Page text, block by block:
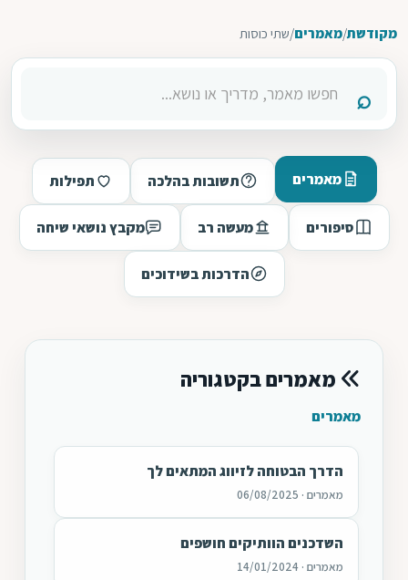
מקודשת/מאמרים/שתי כוסות
מאמרים תשובות בהלכה תפילות
סיפורים מעשה רב מקבץ נושאי שיחה
הדרכות בשידוכים
מאמרים בקטגוריה
מאמרים
הדרך הבטוחה לזיווג המתאים לך
מאמרים · 06/08/2025
השדכנים הוותיקים חושפים
מאמרים · 14/01/2024